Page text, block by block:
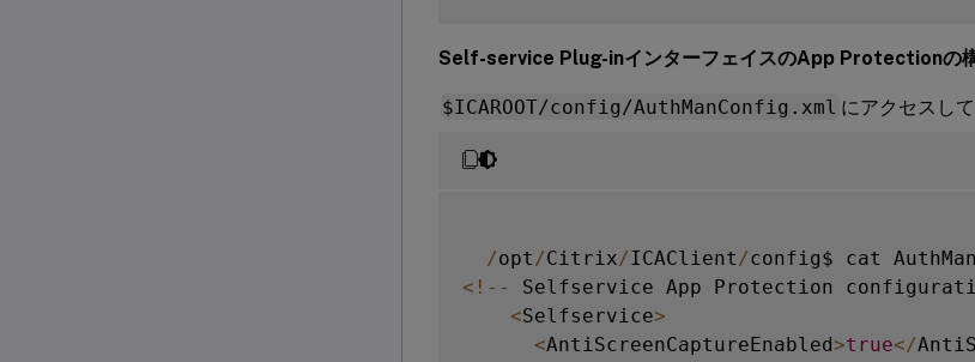
Self-service Plug-inインターフェイスのApp Protectionの
$ICAROOT/config/AuthManConfig.xml にアクセスし
/opt /Citrix/ICAClient /config$ cat
< ! -- Selfservice App Protection
<Selfservice>
<AntiScreenCaptureEnabled>true</